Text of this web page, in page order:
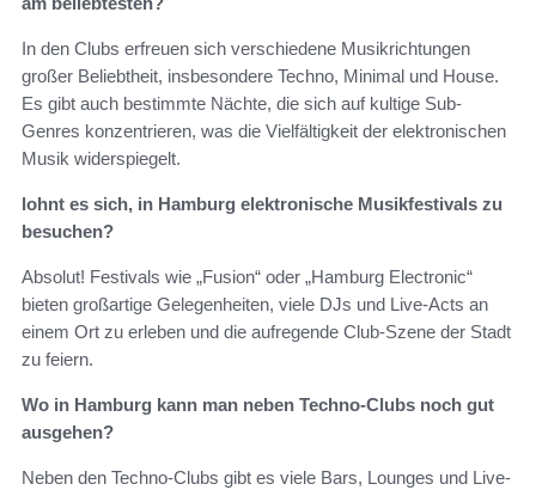
In den Clubs erfreuen sich verschiedene Musikrichtungen
großer Beliebtheit, insbesondere Techno, Minimal und House.
Es gibt auch bestimmte Nächte, die sich auf kultige Sub-
Genres konzentrieren, was die Vielfältigkeit der elektronischen
Musik widerspiegelt.
lohnt es sich, in Hamburg elektronische Musikfestivals zu
besuchen?
Absolut! Festivals wie „Fusion“ oder „Hamburg Electronic“
bieten großartige Gelegenheiten, viele DJs und Live-Acts an
einem Ort zu erleben und die aufregende Club-Szene der Stadt
zu feiern.
Wo in Hamburg kann man neben Techno-Clubs noch gut
ausgehen?
Neben den Techno-Clubs gibt es viele Bars, Lounges und Live-